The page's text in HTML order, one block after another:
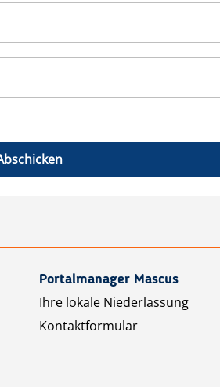
Portalmanager Mascus
Ihre lokale Niederlassung
Kontaktformular